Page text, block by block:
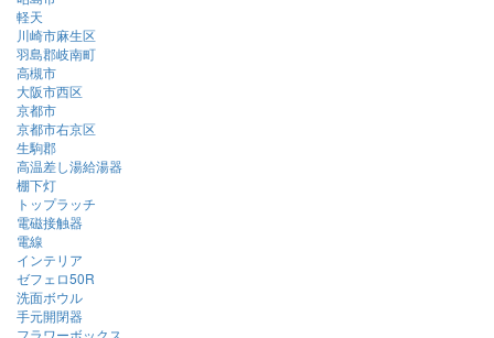
軽天
川崎市麻生区
羽島郡岐南町
高槻市
大阪市西区
京都市
京都市右京区
生駒郡
高温差し湯給湯器
棚下灯
トップラッチ
電磁接触器
電線
インテリア
ゼフェロ50R
洗面ボウル
手元開閉器